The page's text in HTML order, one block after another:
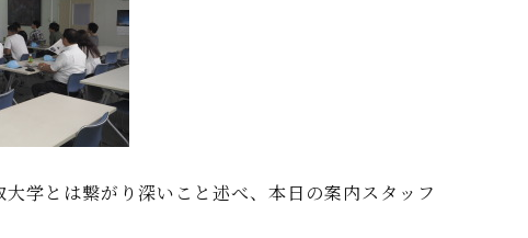
学とは繋がり深いこと述べ、本日の案内スタッフ